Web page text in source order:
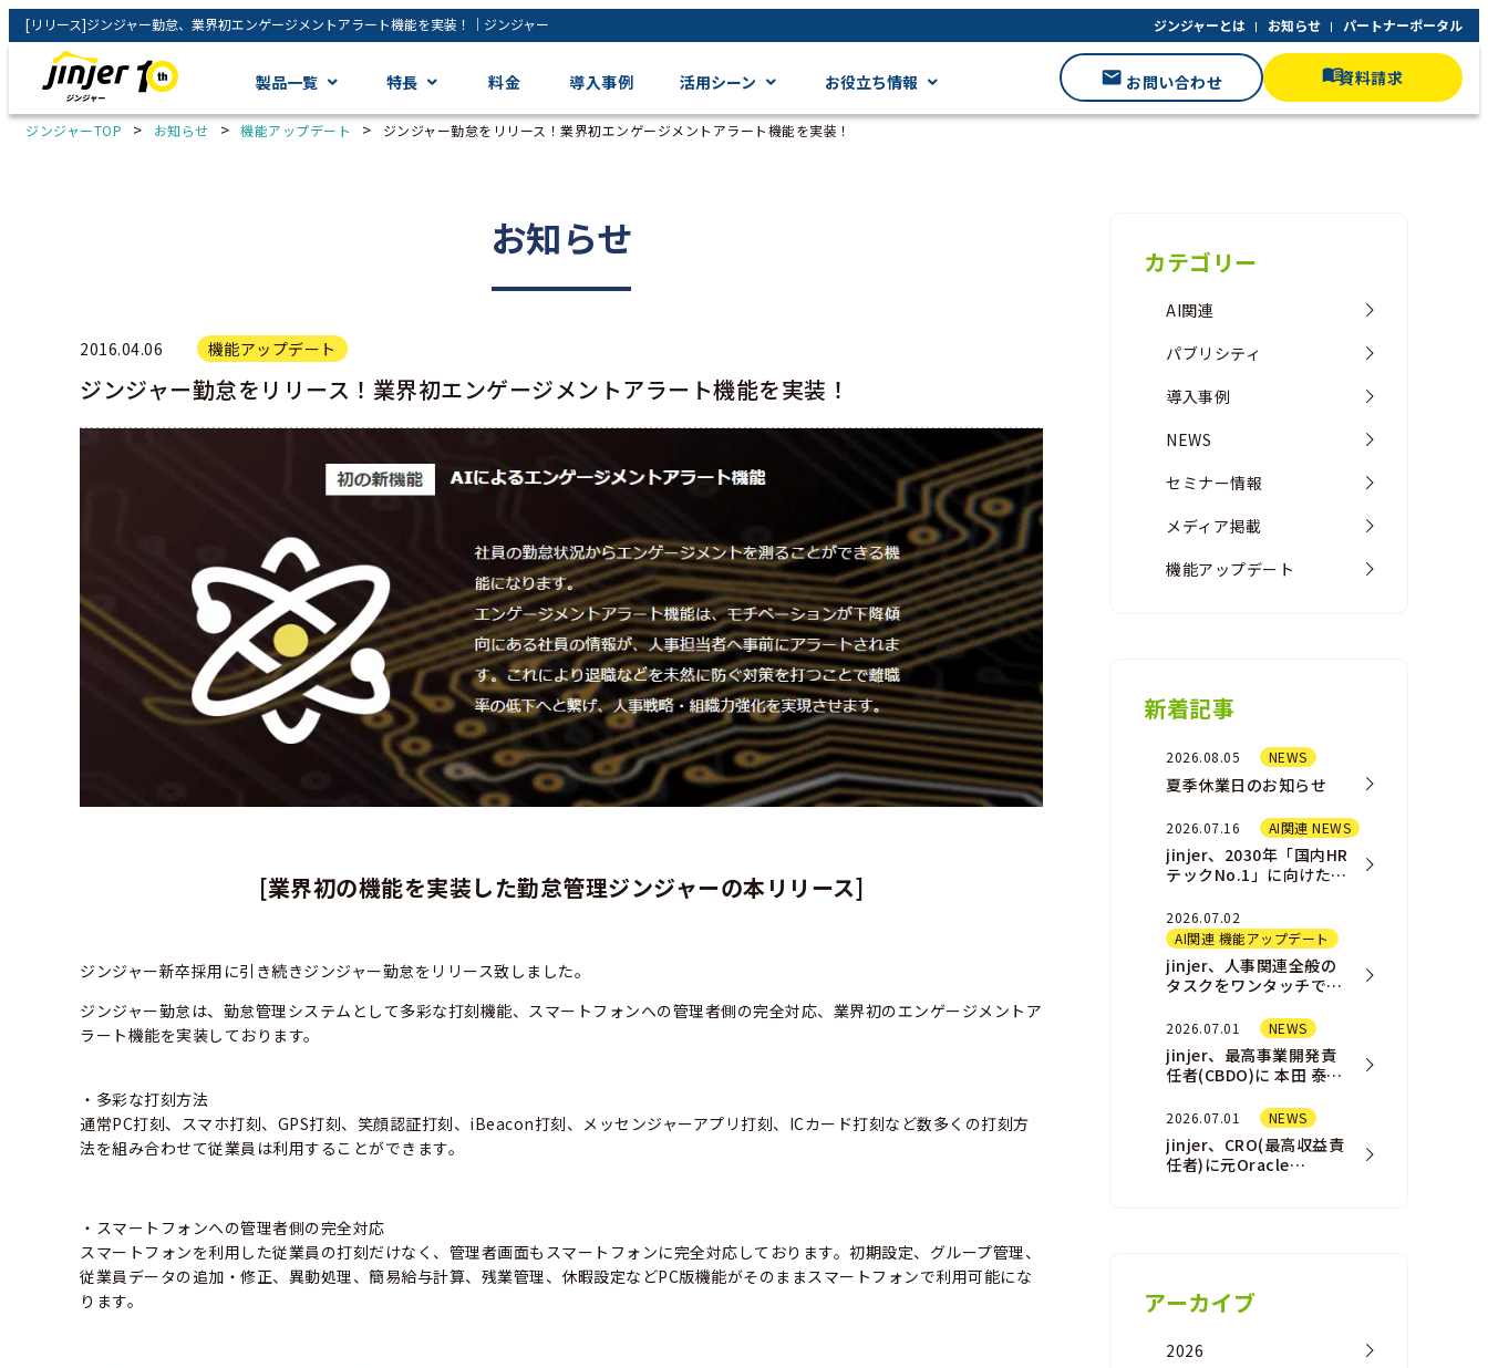
[リリース]ジンジャー勤怠、業界初エンゲージメントアラート機能を実装！｜ジンジャー ジンジャーとは お知らせ パートナーポータル
製品一覧 特長 料金 導入事例 活用シーン お役立ち情報 お問い合わせ 資料請求
ジンジャーTOP > お知らせ > 機能アップデート > ジンジャー勤怠をリリース！業界初エンゲージメントアラート機能を実装！
お知らせ
2016.04.06 機能アップデート
ジンジャー勤怠をリリース！業界初エンゲージメントアラート機能を実装！
[業界初の機能を実装した勤怠管理ジンジャーの本リリース]
ジンジャー新卒採用に引き続きジンジャー勤怠をリリース致しました。
ジンジャー勤怠は、勤怠管理システムとして多彩な打刻機能、スマートフォンへの管理者側の完全対応、業界初のエンゲージメントア
ラート機能を実装しております。
・多彩な打刻方法
通常PC打刻、スマホ打刻、GPS打刻、笑顔認証打刻、iBeacon打刻、メッセンジャーアプリ打刻、ICカード打刻など数多くの打刻方
法を組み合わせて従業員は利用することができます。
・スマートフォンへの管理者側の完全対応
スマートフォンを利用した従業員の打刻だけなく、管理者画面もスマートフォンに完全対応しております。初期設定、グループ管理、
従業員データの追加・修正、異動処理、簡易給与計算、残業管理、休暇設定などPC版機能がそのままスマートフォンで利用可能にな
ります。
カテゴリー
AI関連
パブリシティ
導入事例
NEWS
セミナー情報
メディア掲載
機能アップデート
新着記事
2026.08.05 NEWS
夏季休業日のお知らせ
2026.07.16 AI関連 NEWS
jinjer、2030年「国内HR
テックNo.1」に向けた新
組織戦略を発表
2026.07.02
AI関連 機能アップデート
jinjer、人事関連全般の
タスクをワンタッチで完
Assistant（AIアシスタ
ント）」機能を一部ユ
ー…
2026.07.01 NEWS
jinjer、最高事業開発責
任者(CBDO)に 本田 泰佑
2026.07.01 NEWS
jinjer、CRO(最高収益責
任者)に元Oracle
アーカイブ
2026